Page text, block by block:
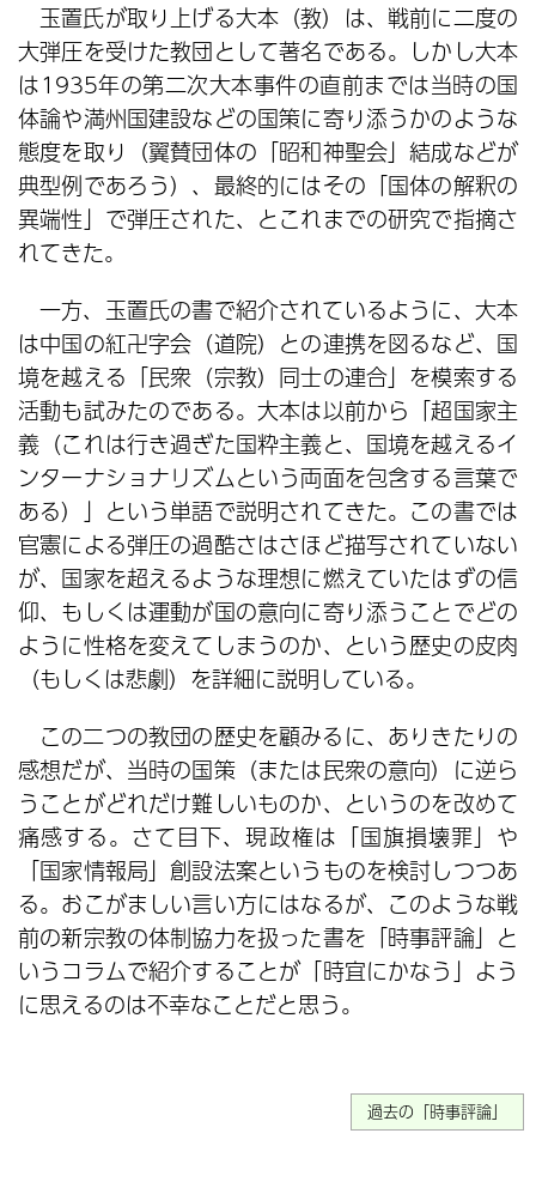
玉置氏が取り上げる大本（教）は、戦前に二度の
大弾圧を受けた教団として著名である。しかし大本
は1935年の第二次大本事件の直前までは当時の国
体論や満州国建設などの国策に寄り添うかのような
態度を取り（翼賛団体の「昭和神聖会」結成などが
典型例であろう）、最終的にはその「国体の解釈の
異端性」で弾圧された、とこれまでの研究で指摘さ
れてきた。
一方、玉置氏の書で紹介されているように、大本
は中国の紅卍字会（道院）との連携を図るなど、国
境を越える「民衆（宗教）同士の連合」を模索する
活動も試みたのである。大本は以前から「超国家主
義（これは行き過ぎた国粋主義と、国境を越えるイ
ンターナショナリズムという両面を包含する言葉で
ある）」という単語で説明されてきた。この書では
官憲による弾圧の過酷さはさほど描写されていない
が、国家を超えるような理想に燃えていたはずの信
仰、もしくは運動が国の意向に寄り添うことでどの
ように性格を変えてしまうのか、という歴史の皮肉
（もしくは悲劇）を詳細に説明している。
この二つの教団の歴史を顧みるに、ありきたりの
感想だが、当時の国策（または民衆の意向）に逆ら
うことがどれだけ難しいものか、というのを改めて
痛感する。さて目下、現政権は「国旗損壊罪」や
「国家情報局」創設法案というものを検討しつつあ
る。おこがましい言い方にはなるが、このような戦
前の新宗教の体制協力を扱った書を「時事評論」と
いうコラムで紹介することが「時宜にかなう」よう
に思えるのは不幸なことだと思う。
過去の「時事評論」